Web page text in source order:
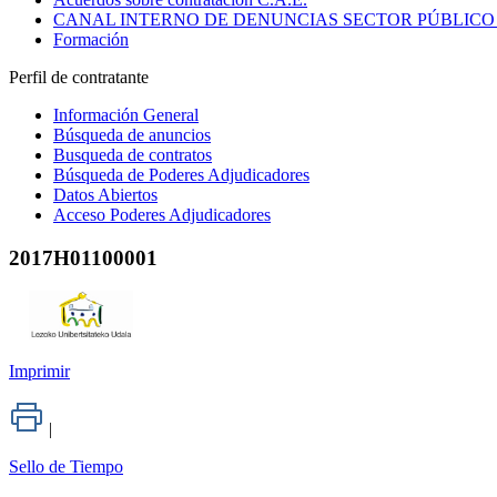
CANAL INTERNO DE DENUNCIAS SECTOR
Formación
Perfil de contratante
Información General
Búsqueda de anuncios
Busqueda de contratos
Búsqueda de Poderes Adjudicadores
Datos Abiertos
Acceso Poderes Adjudicadores
2017H01100001
Imprimir
|
Sello de Tiempo